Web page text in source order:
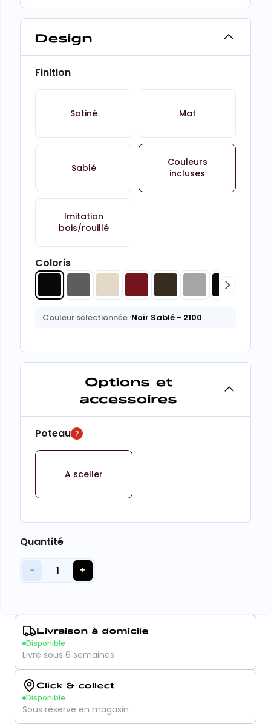
Design
Finition
Satiné Mat
Sablé
Couleurs
incluses
Imitation
bois/rouillé
Coloris
Couleur sélectionnée :Noir Sablé - 2100
Options et
accessoires
Poteau
A sceller
Quantité
− 1 +
Livraison à domicile
Disponible
Livré sous 6 semaines
Click & collect
Disponible
Sous réserve en magasin